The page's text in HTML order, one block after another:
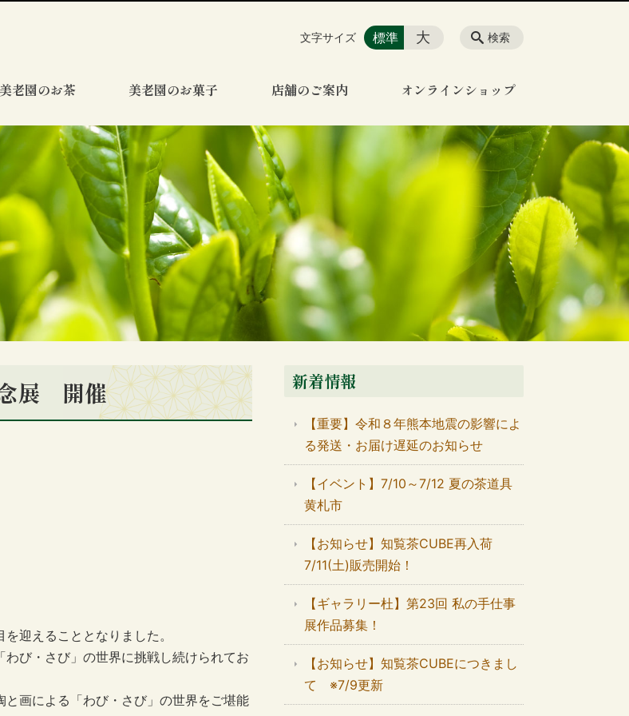
美老園のお茶 美老園のお菓子 店舗のご案内 オンラインショップ
検索
文字サイズ 標準 大
展 開催
迎えることとなりました。
び・さび」の世界に挑戦し続けられてお
画による「わび・さび」の世界をご堪能
新着情報
【重要】令和８年熊本地震の影響によ
る発送・お届け遅延のお知らせ
【イベント】7/10～7/12 夏の茶道具
黄札市
【お知らせ】知覧茶CUBE再入荷
7/11(土)販売開始！
【ギャラリー杜】第23回 私の手仕事
展作品募集！
【お知らせ】知覧茶CUBEにつきまし
て ※7/9更新